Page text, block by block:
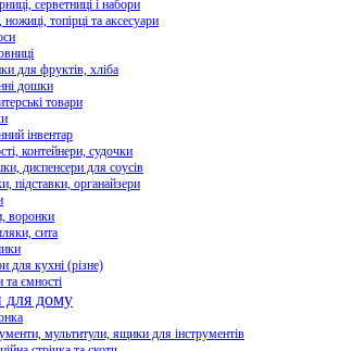
серветниці і набори
топірці та аксесуари
для фруктів, хліба
дошки
товари
інвентар
контейнери, судочки
диспенсери для соусів
підставки, органайзери
воронки
сита
для кухні (різне)
та ємності
для дому
мультитули, ящики для інструментів